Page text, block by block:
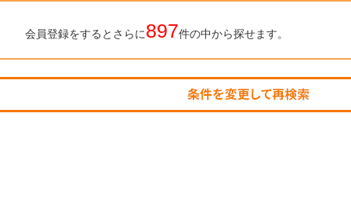
会員登録をするとさらに897件の中から探せます。